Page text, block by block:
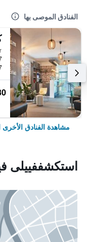
الفنادق الموصى بها
3
1.7
مشاهدة الفنادق
استكشففييلى